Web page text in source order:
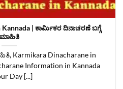
| ಕಾರ್ಮಿಕರ ದಿನಾಚರಣೆ ಬಗ್ಗೆ
ಮಾಹಿತಿ
Karmikara Dinacharane in
Information in Kannada
Day [...]